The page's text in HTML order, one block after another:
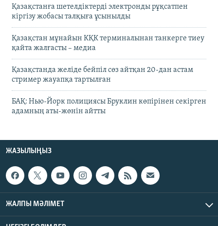
Қазақстанға шетелдіктерді электронды рұқсатпен
кіргізу жобасы талқыға ұсынылды
Қазақстан мұнайын КҚК терминалынан танкерге тиеу
қайта жалғасты – медиа
Қазақстанда желіде бейпіл сөз айтқан 20-дан астам
стример жауапқа тартылған
БАҚ: Нью-Йорк полициясы Бруклин көпірінен секірген
адамның аты-жөнін айтты
ЖАЗЫЛЫҢЫЗ
ЖАЛПЫ МӘЛІМЕТ